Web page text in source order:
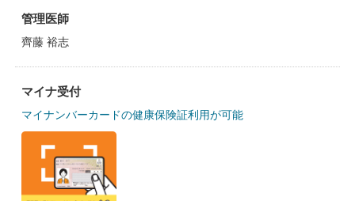
管理医師
齊藤 裕志
マイナ受付
マイナンバーカードの健康保険証利用が可能